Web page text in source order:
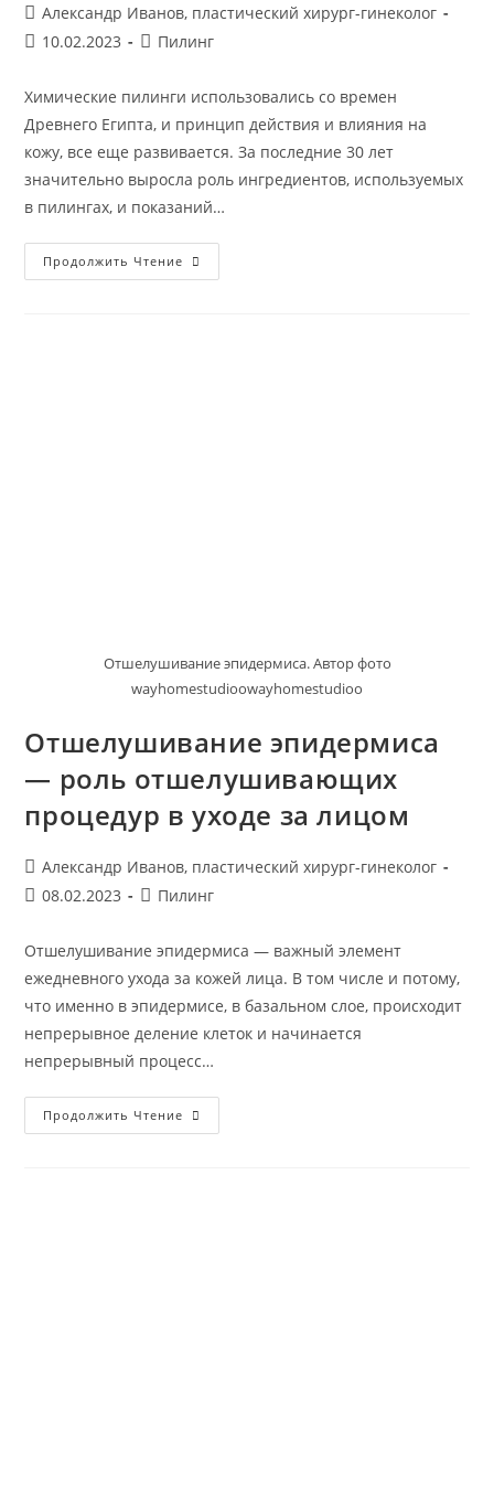
Автор
записи:
Александр Иванов, пластический хирург-гинеколог
Запись
10.02.2023
Рубрика
Пилинг
Химические пилинги использовались со времен
Древнего Египта, и принцип действия и влияния на
кожу, все еще развивается. За последние 30 лет
значительно выросла роль ингредиентов, используемых
в пилингах, и показаний…
Продолжить Чтение Пилинг
–
Отшелушивание эпидермиса. Автор фото
wayhomestudioowayhomestudioo
Отшелушивание эпидермиса
— роль отшелушивающих
процедур в уходе за лицом
Автор
записи:
Александр Иванов, пластический хирург-гинеколог
Запись
08.02.2023
Рубрика
Пилинг
Отшелушивание эпидермиса — важный элемент
ежедневного ухода за кожей лица. В том числе и потому,
что именно в эпидермисе, в базальном слое, происходит
непрерывное деление клеток и начинается
непрерывный процесс…
Продолжить Чтение Отшелушивание
Эпидермиса